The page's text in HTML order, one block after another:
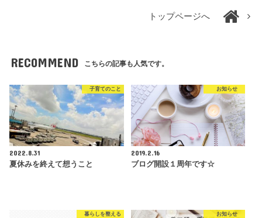
トップページへ
RECOMMEND こちらの記事も人気です。
子育てのこと
2022.8.31
夏休みを終えて想うこと
お知らせ
2019.2.16
ブログ開設１周年です☆
暮らしを整える お知らせ